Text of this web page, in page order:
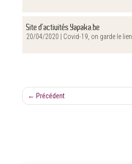
Site d’activités Yapaka.be
20/04/2020 | Covid-19, on garde le lien
← Précédent